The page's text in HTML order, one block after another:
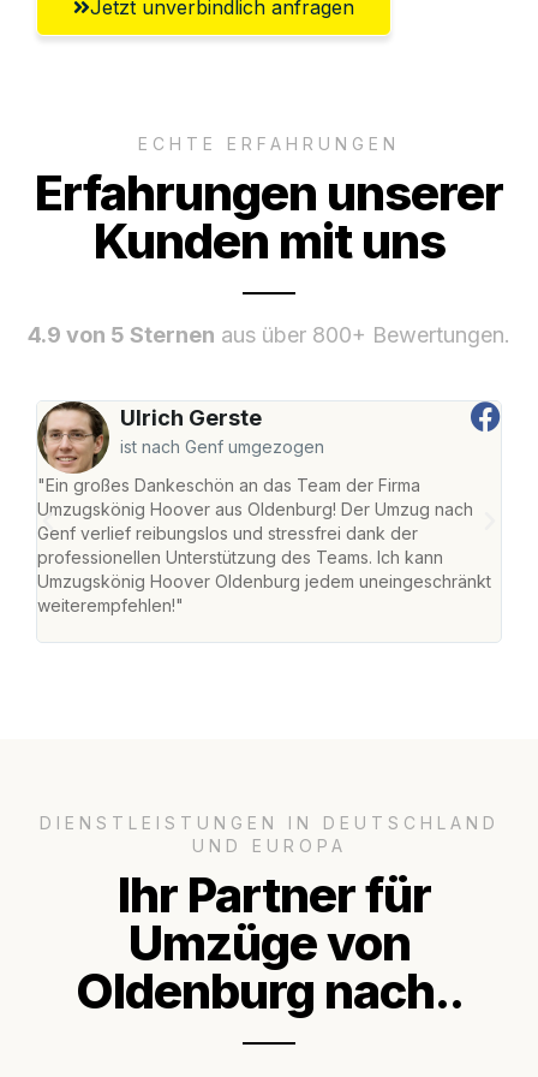
Jetzt unverbindlich anfragen
ECHTE ERFAHRUNGEN
Erfahrungen unserer
Kunden mit uns
4.9 von 5 Sternen aus über 800+ Bewertungen.
Ulrich Gerste
ist nach Genf umgezogen
"Ein großes Dankeschön an das Team der Firma
Umzugskönig Hoover aus Oldenburg! Der Umzug nach
Genf verlief reibungslos und stressfrei dank der
professionellen Unterstützung des Teams. Ich kann
Umzugskönig Hoover Oldenburg jedem uneingeschränkt
weiterempfehlen!"
DIENSTLEISTUNGEN IN DEUTSCHLAND
UND EUROPA
Ihr Partner für
Umzüge von
Oldenburg nach..